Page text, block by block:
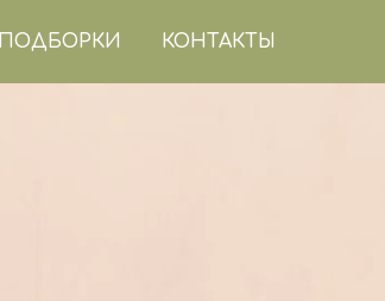
ПОДБОРКИ КОНТАКТЫ